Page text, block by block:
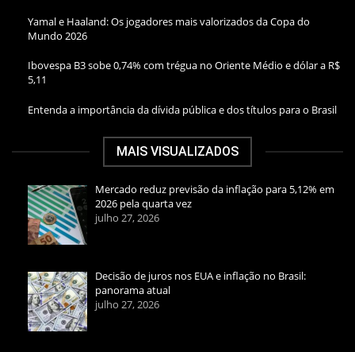
Yamal e Haaland: Os jogadores mais valorizados da Copa do
Mundo 2026
Ibovespa B3 sobe 0,74% com trégua no Oriente Médio e dólar a R$
5,11
Entenda a importância da dívida pública e dos títulos para o Brasil
MAIS VISUALIZADOS
Mercado reduz previsão da inflação para 5,12% em
2026 pela quarta vez
julho 27, 2026
Decisão de juros nos EUA e inflação no Brasil:
panorama atual
julho 27, 2026